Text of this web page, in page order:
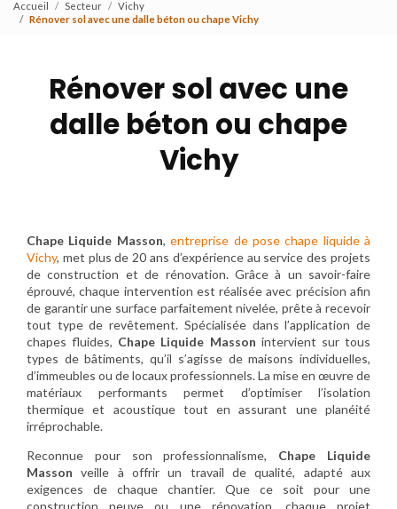
Accueil Secteur
Vichy
Rénover sol avec une dalle béton ou chape Vichy
Rénover sol avec une
dalle béton ou chape
Vichy
Chape Liquide Masson,entreprise de pose chape liquide à
Vichy, met plus de 20 ans d’expérience au service des projets
de construction et de rénovation. Grâce à un savoir-faire
éprouvé, chaque intervention est réalisée avec précision afin
de garantir une surface parfaitement nivelée, prête à recevoir
tout type de revêtement. Spécialisée dans l’application de
chapes fluides, Chape Liquide Masson intervient sur tous
types de bâtiments, qu’il s’agisse de maisons individuelles,
d’immeubles ou de locaux professionnels. La mise en œuvre de
matériaux performants permet d’optimiser l’isolation
thermique et acoustique tout en assurant une planéité
irréprochable.
Reconnue pour son professionnalisme, Chape Liquide
Masson veille à offrir un travail de qualité, adapté aux
exigences de chaque chantier. Que ce soit pour une